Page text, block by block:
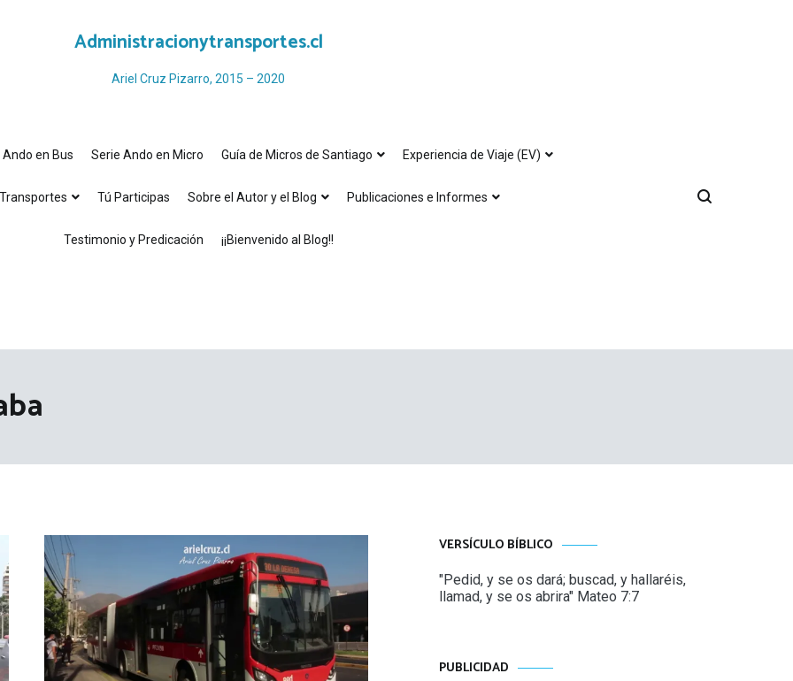
Administracionytransportes.cl
Ariel Cruz Pizarro, 2015 – 2020
en Bus Serie Ando en Micro Guía de Micros de Santiago Experiencia de Viaje (EV)
Transportes Tú Participas Sobre el Autor y el Blog Publicaciones e Informes
Testimonio y Predicación ¡¡Bienvenido al Blog!!
VERSÍCULO BÍBLICO
"Pedid, y se os dará; buscad, y hallaréis,
llamad, y se os abrira" Mateo 7:7
PUBLICIDAD